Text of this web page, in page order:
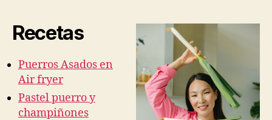
Recetas
Puerros Asados en
Air fryer
Pastel puerro y
champiñones